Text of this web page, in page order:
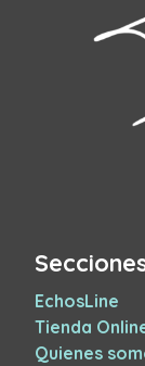
EchosLine
Tienda
Quienes